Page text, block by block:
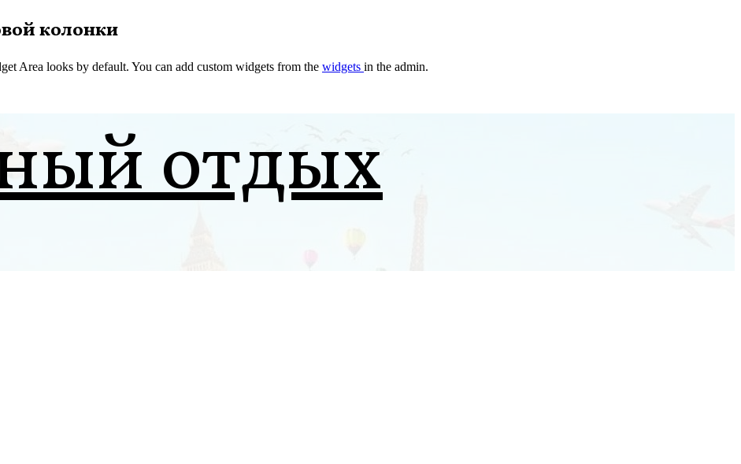
колонки
Area looks by default. You can add custom widgets from the widgets in the admin.
отдых